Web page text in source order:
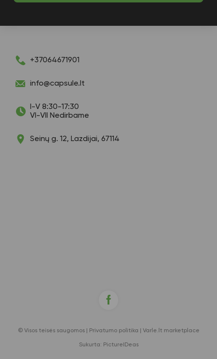
+37064671901
info@capsule.lt
I-V 8:30-17:30
VI-VII Nedirbame
Seinų g. 12, Lazdijai, 67114
© Visos teisės saugomos | Privatumo politika Varle.lt marketplace
Sukurta: PictureIDeas